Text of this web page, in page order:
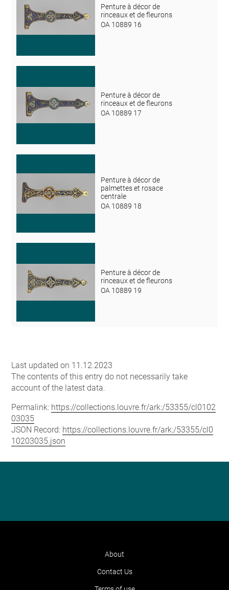
Penture à décor de
rinceaux et de fleurons
OA 10889 16
Penture à décor de
rinceaux et de fleurons
OA 10889 17
Penture à décor de
palmettes et rosace
centrale
OA 10889 18
Penture à décor de
rinceaux et de fleurons
OA 10889 19
Last updated on 11.12.2023
The contents of this entry do not necessarily take
account of the latest data.
Permalink: https://collections.louvre.fr/ark:/53355/cl0102
03035
JSON Record: https://collections.louvre.fr/ark:/53355/cl0
10203035.json
About
Contact Us